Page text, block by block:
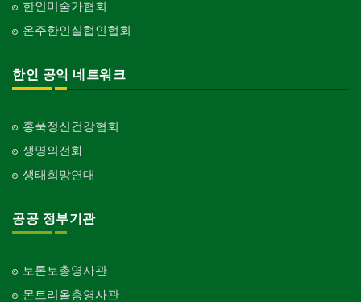
한인미술가협회
온주한인실협인협회
한인 공익 네트워크
홍푹정신건강협회
생명의전화
생태희망연대
공공 정부기관
토론토총영사관
몬트리올총영사관